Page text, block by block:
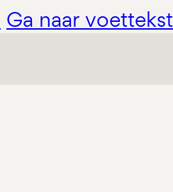
Ga naar voettekst